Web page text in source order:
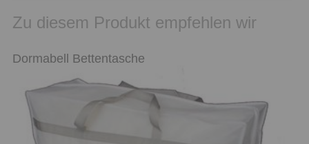
Zu diesem Produkt empfehlen wir
Dormabell Bettentasche